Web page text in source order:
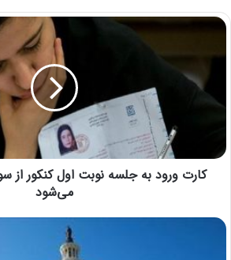
کارت ورود به جلسه نوبت اول کنکور از
می‌شود